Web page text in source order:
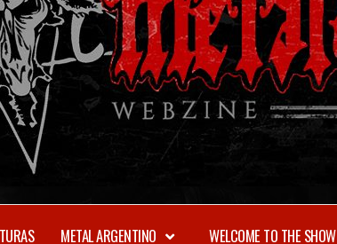
METAL ARGENTINO WELCOME TO THE SHOW